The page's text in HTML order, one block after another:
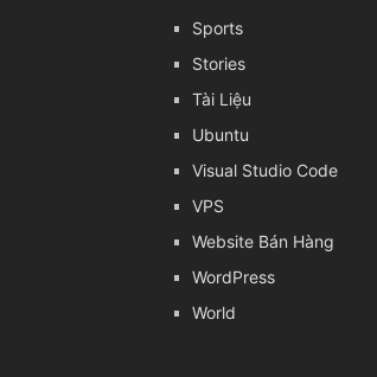
Sports
Stories
Tài Liệu
Ubuntu
Visual Studio Code
VPS
Website Bán Hàng
WordPress
World